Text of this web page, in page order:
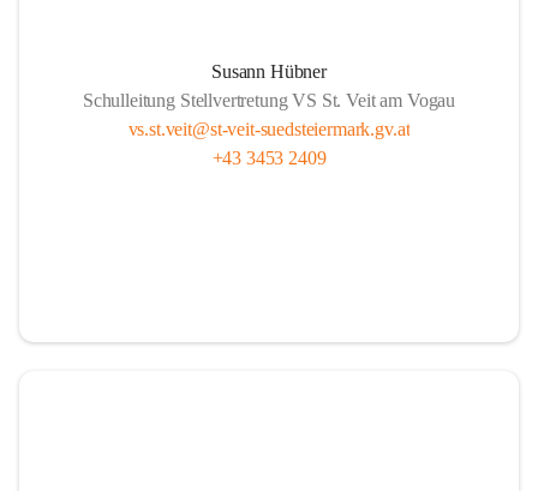
Susann Hübner
Schulleitung Stellvertretung VS St. Veit am Vogau
vs.st.veit@st-veit-suedsteiermark.gv.at
+43 3453 2409